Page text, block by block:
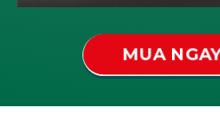
MUA NGAY